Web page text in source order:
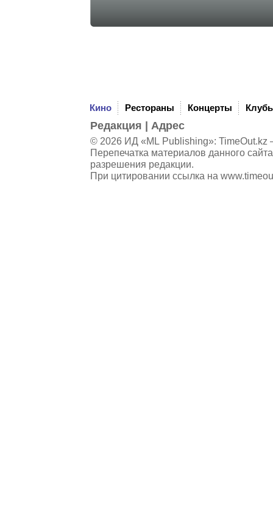
Кино Рестораны Концерты
Редакция Адрес
© 2026 ИД «ML Publishing»: TimeOut.kz
Перепечатка материалов данного
разрешения редакции.
При цитировании ссылка на